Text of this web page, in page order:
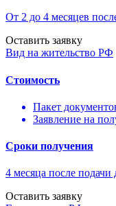
От 2 до 4 месяцев
Оставить заявку
Вид на жительство РФ
Стоимость
Пакет
Заявление на
Сроки получения
4 месяца после подачи
Оставить заявку